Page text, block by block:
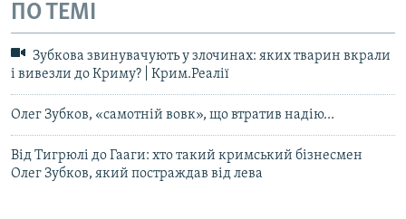
ПО ТЕМІ
Зубкова звинувачують у злочинах: яких тварин вкрали
і вивезли до Криму? | Крим.Реалії
Олег Зубков, «самотній вовк», що втратив надію...
Від Тигрюлі до Гааги: хто такий кримський бізнесмен
Олег Зубков, який постраждав від лева